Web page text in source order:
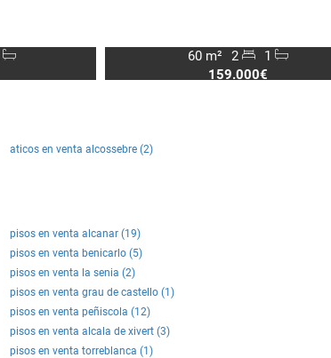
60 m² 2
1
159.000€
aticos en venta alcossebre (2)
pisos en venta alcanar (19)
pisos en venta benicarlo (5)
pisos en venta la senia (2)
pisos en venta grau de castello (1)
pisos en venta peñiscola (12)
pisos en venta alcala de xivert (3)
pisos en venta torreblanca (1)